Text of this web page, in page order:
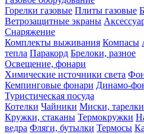
Горелки газовые Плиты газовые
Ветрозащитные экраны
Снаряжение
Комплекты выживания Компасы
тепла Паракорд Брелоки, разное
Освещение, фонари
Химические источники света
Кемпинговые фонари Динамо-
Туристическая посуда
Котелки Чайники Миски, тарелки
Кружки, стаканы Термокружки
ведра Фляги, бутылки Термосы